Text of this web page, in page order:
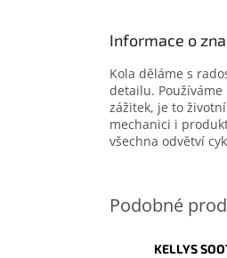
Informace o
Kola děláme s
detailu.
zážitek, je to
mechanici i
všechna odvětví
KELLYS